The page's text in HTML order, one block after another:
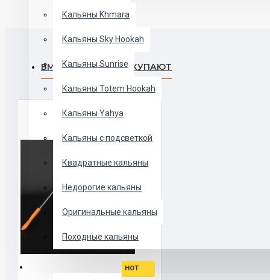
Кальяны Khmara
Кальяны Sky Hookah
Кальяны Sunrise
Кальяны Totem Hookah
Кальяны Yahya
Кальяны с подсветкой
Квадратные кальяны
Недорогие кальяны
Оригинальные кальяны
Походные кальяны
ВМЕСТЕ С ЭТИМ ПОКУПАЮТ
HOT